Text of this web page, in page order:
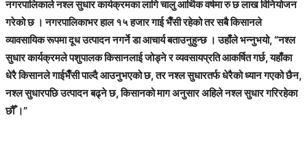
नगरपालिकाले नश्ल सुधार कार्यक्रमका लागि चालु आर्थिक वर्षमा रु छ लाख विनियोजन
गरेको छ । नगरपालिकाभर हाल १५ हजार गाई भैँसी रहेको तर सबै किसानले
व्यावसायिक रूपमा दूध उत्पादन नगर्ने डा आचार्य बताउनुहुन्छ । उहाँले भन्नुभयो, “नश्ल
सुधार कार्यक्रमले पशुपालक किसानलाई जोड्ने र व्यवसायप्रति आकर्षित गर्छ, यहाँका
धेरै किसानले गाईभैँसी पाल्दै आउनुभएको छ, तर नश्ल सुधारतर्फ धेरैको ध्यान गएको छैन,
नश्ल सुधारपछि उत्पादन बढ्ने छ, किसानको माग अनुसार अहिले नश्ल सुधार गरिरहेका
छौँ ।”